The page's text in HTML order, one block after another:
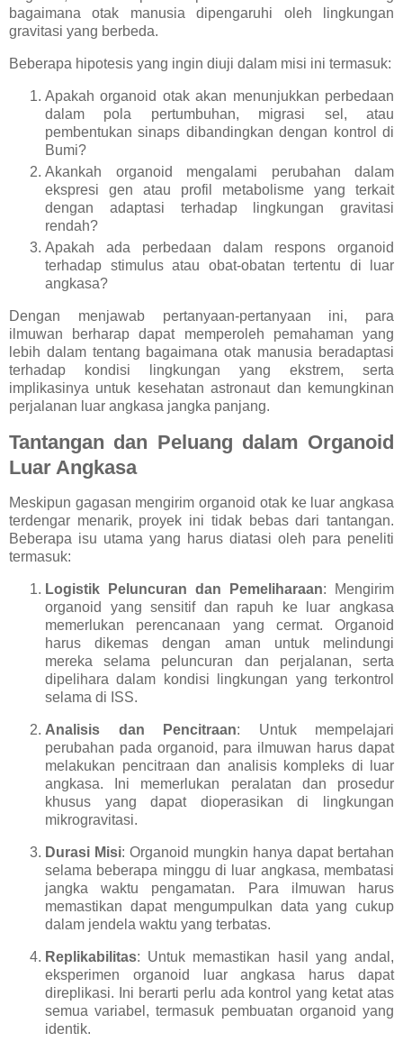
bagaimana otak manusia dipengaruhi oleh lingkungan
gravitasi yang berbeda.
Beberapa hipotesis yang ingin diuji dalam misi ini termasuk:
Apakah organoid otak akan menunjukkan perbedaan
dalam pola pertumbuhan, migrasi sel, atau
pembentukan sinaps dibandingkan dengan kontrol di
Bumi?
Akankah organoid mengalami perubahan dalam
ekspresi gen atau profil metabolisme yang terkait
dengan adaptasi terhadap lingkungan gravitasi
rendah?
Apakah ada perbedaan dalam respons organoid
terhadap stimulus atau obat-obatan tertentu di luar
angkasa?
Dengan menjawab pertanyaan-pertanyaan ini, para
ilmuwan berharap dapat memperoleh pemahaman yang
lebih dalam tentang bagaimana otak manusia beradaptasi
terhadap kondisi lingkungan yang ekstrem, serta
implikasinya untuk kesehatan astronaut dan kemungkinan
perjalanan luar angkasa jangka panjang.
Tantangan dan Peluang dalam Organoid
Luar Angkasa
Meskipun gagasan mengirim organoid otak ke luar angkasa
terdengar menarik, proyek ini tidak bebas dari tantangan.
Beberapa isu utama yang harus diatasi oleh para peneliti
termasuk:
Logistik Peluncuran dan Pemeliharaan: Mengirim
organoid yang sensitif dan rapuh ke luar angkasa
memerlukan perencanaan yang cermat. Organoid
harus dikemas dengan aman untuk melindungi
mereka selama peluncuran dan perjalanan, serta
dipelihara dalam kondisi lingkungan yang terkontrol
selama di ISS.
Analisis dan Pencitraan: Untuk mempelajari
perubahan pada organoid, para ilmuwan harus dapat
melakukan pencitraan dan analisis kompleks di luar
angkasa. Ini memerlukan peralatan dan prosedur
khusus yang dapat dioperasikan di lingkungan
mikrogravitasi.
Durasi Misi: Organoid mungkin hanya dapat bertahan
selama beberapa minggu di luar angkasa, membatasi
jangka waktu pengamatan. Para ilmuwan harus
memastikan dapat mengumpulkan data yang cukup
dalam jendela waktu yang terbatas.
Replikabilitas: Untuk memastikan hasil yang andal,
eksperimen organoid luar angkasa harus dapat
direplikasi. Ini berarti perlu ada kontrol yang ketat atas
semua variabel, termasuk pembuatan organoid yang
identik.